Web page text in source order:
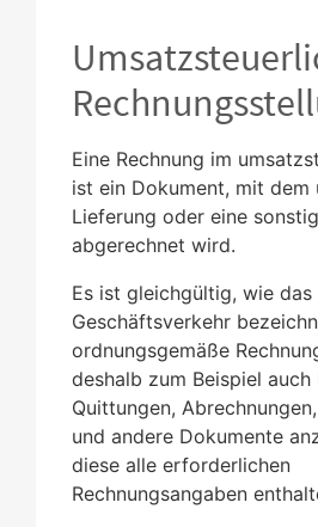
Eine Rechnung im
ist ein Dokument, mit dem
Lieferung oder eine
abgerechnet wird.
Es ist gleichgültig, wie
Geschäftsverkehr
ordnungsgemäße
deshalb zum Beispiel
Quittungen,
und andere Dokumente
diese alle erforderlichen
Rechnungsangaben